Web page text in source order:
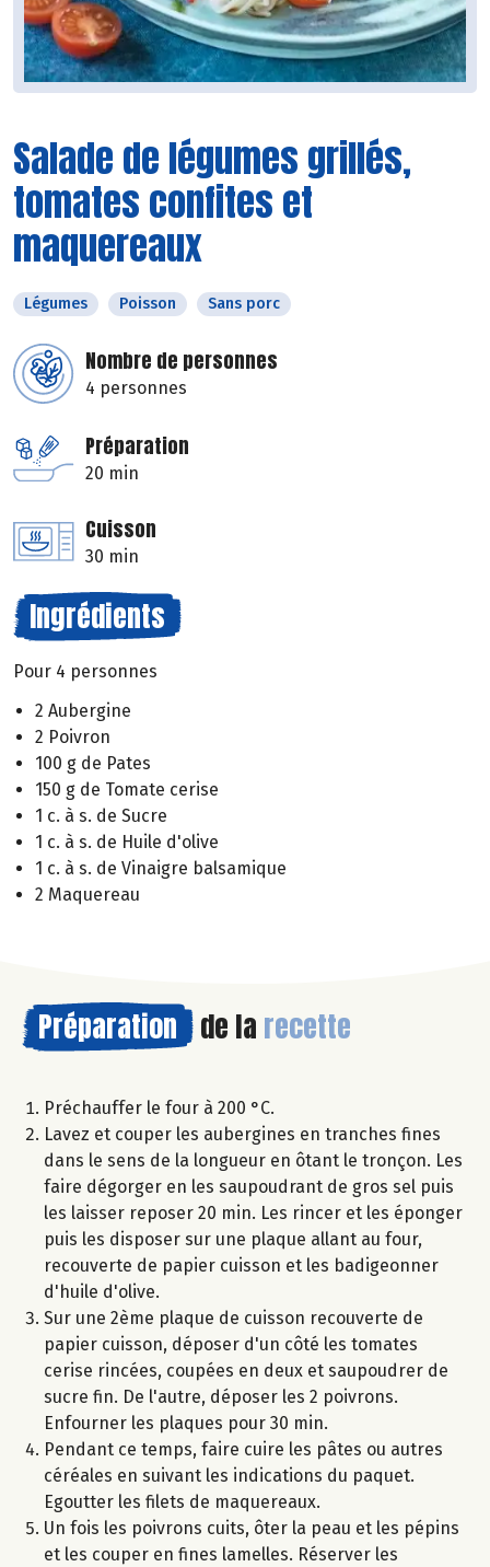
Salade de légumes grillés,
tomates confites et
maquereaux
Légumes Poisson Sans porc
Nombre de personnes
4 personnes
Préparation
20 min
Cuisson
30 min
Ingrédients
Pour 4 personnes
2 Aubergine
2 Poivron
100 g de Pates
150 g de Tomate cerise
1 c. à s. de Sucre
1 c. à s. de Huile d'olive
1 c. à s. de Vinaigre balsamique
2 Maquereau
Préparation de la recette
Préchauffer le four à 200 °C.
Lavez et couper les aubergines en tranches fines
dans le sens de la longueur en ôtant le tronçon. Les
faire dégorger en les saupoudrant de gros sel puis
les laisser reposer 20 min. Les rincer et les éponger
puis les disposer sur une plaque allant au four,
recouverte de papier cuisson et les badigeonner
d'huile d'olive.
Sur une 2ème plaque de cuisson recouverte de
papier cuisson, déposer d'un côté les tomates
cerise rincées, coupées en deux et saupoudrer de
sucre fin. De l'autre, déposer les 2 poivrons.
Enfourner les plaques pour 30 min.
Pendant ce temps, faire cuire les pâtes ou autres
céréales en suivant les indications du paquet.
Egoutter les filets de maquereaux.
Un fois les poivrons cuits, ôter la peau et les pépins
et les couper en fines lamelles. Réserver les